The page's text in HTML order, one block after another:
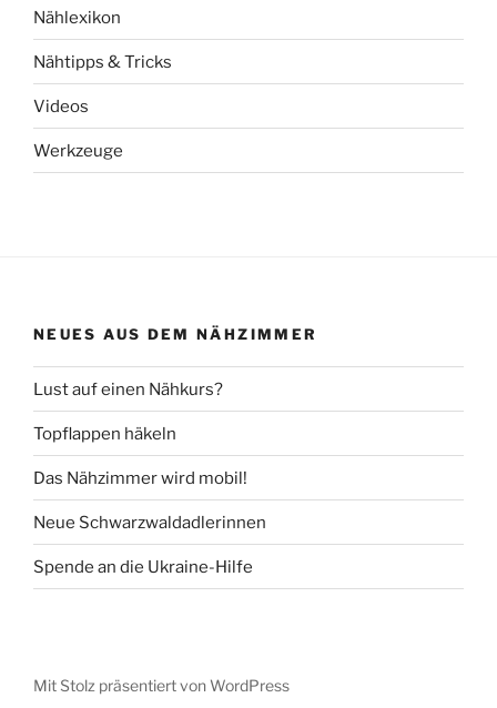
Nählexikon
Nähtipps & Tricks
Videos
Werkzeuge
NEUES AUS DEM NÄHZIMMER
Lust auf einen Nähkurs?
Topflappen häkeln
Das Nähzimmer wird mobil!
Neue Schwarzwaldadlerinnen
Spende an die Ukraine-Hilfe
Mit Stolz präsentiert von WordPress